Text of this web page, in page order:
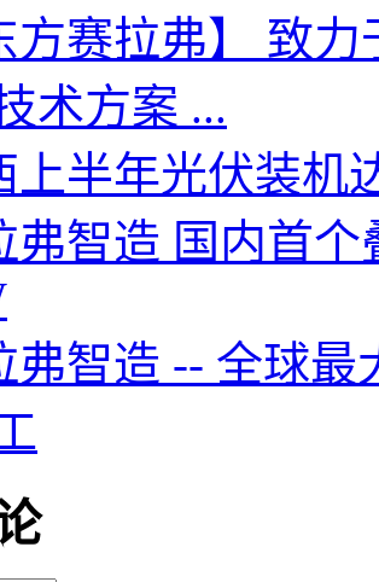
方赛拉弗】 致
术方案 ...
上半年光伏装机
弗智造 国内首
弗智造 -- 全球